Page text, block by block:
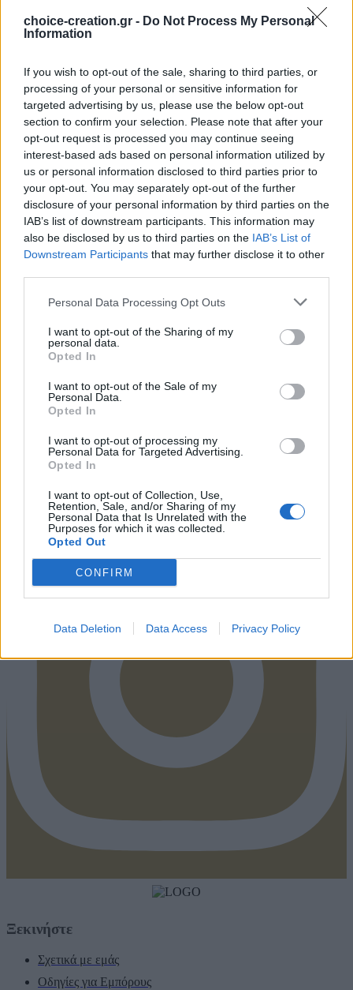
choice-creation.gr - Do Not Process My Personal
Information
If you wish to opt-out of the sale, sharing to third parties, or
processing of your personal or sensitive information for
targeted advertising by us, please use the below opt-out
section to confirm your selection. Please note that after your
opt-out request is processed you may continue seeing
interest-based ads based on personal information utilized by
us or personal information disclosed to third parties prior to
your opt-out. You may separately opt-out of the further
disclosure of your personal information by third parties on the
IAB’s list of downstream participants. This information may
also be disclosed by us to third parties on the IAB’s List of
Downstream Participants that may further disclose it to other
Personal Data Processing Opt Outs
I want to opt-out of the Sharing of my
personal data.
Opted In
I want to opt-out of the Sale of my
Personal Data.
Opted In
I want to opt-out of processing my
Personal Data for Targeted Advertising.
Opted In
I want to opt-out of Collection, Use,
Retention, Sale, and/or Sharing of my
Personal Data that Is Unrelated with the
Purposes for which it was collected.
Opted Out
CONFIRM
Data Deletion Data Access Privacy Policy
Pinterest
Ξεκινήστε
Σχετικά με εμάς
Οδηγίες για Εμπόρους